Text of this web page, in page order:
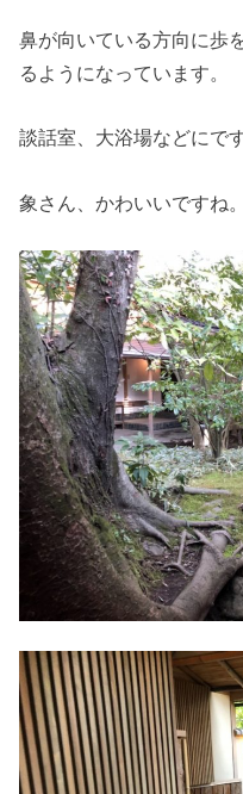
鼻が向いている方向に歩
るようになっています。
談話室、大浴場などにで
象さん、かわいいですね。